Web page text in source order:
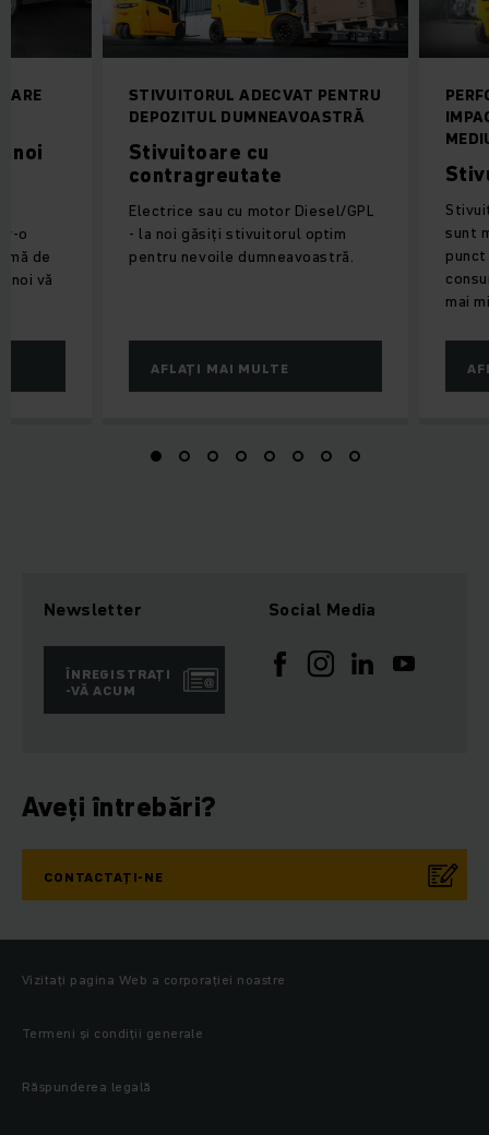
STIVUITORUL ADECVAT PENTRU
DEPOZITUL DUMNEAVOASTRĂ
Stivuitoare cu
contragreutate
Electrice sau cu motor Diesel/GPL
- la noi găsiți stivuitorul optim
pentru nevoile dumneavoastră.
AFLAȚI MAI MULTE
sunt
mai
noi
o
de
noi vă
Newsletter
ÎNREGISTRAȚI
-VĂ ACUM
Social Media
Aveți întrebări?
CONTACTAȚI-NE
Vizitați pagina Web a corporației noastre
Termeni și condiții generale
Răspunderea legală